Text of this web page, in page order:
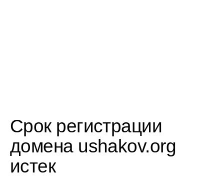
Срок регистрации
домена ushakov.org
истек